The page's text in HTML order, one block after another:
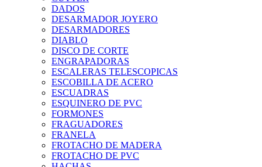
DADOS
DESARMADOR JOYERO
DESARMADORES
DIABLO
DISCO DE CORTE
ENGRAPADORAS
ESCALERAS TELESCOPICAS
ESCOBILLA DE ACERO
ESCUADRAS
ESQUINERO DE PVC
FORMONES
FRAGUADORES
FRANELA
FROTACHO DE MADERA
FROTACHO DE PVC